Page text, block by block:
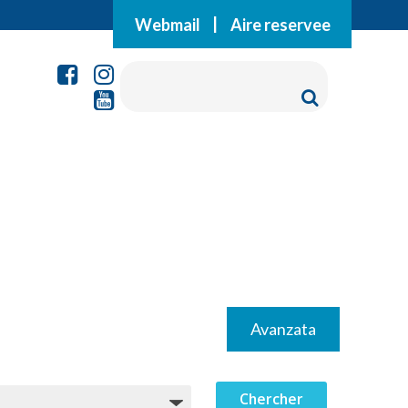
Webmail Aire reservee
Avanzata